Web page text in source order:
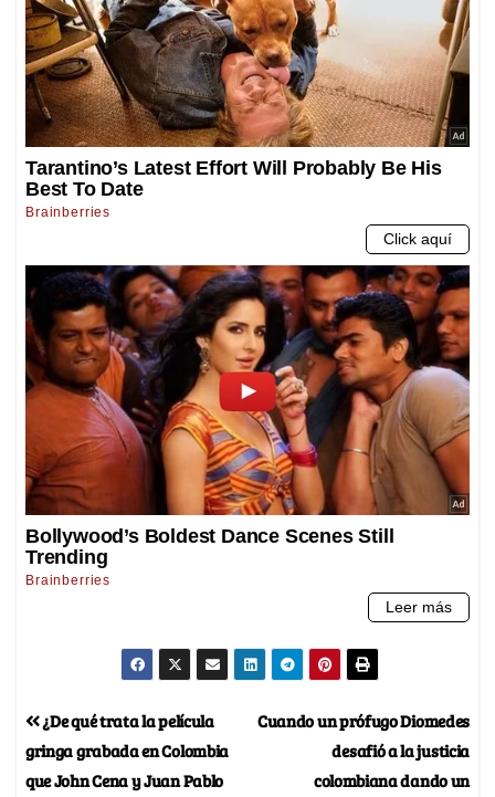
Cuando un prófugo Diomedes
desafió a la justicia
colombiana dando un
¿De qué trata la película
gringa grabada en Colombia
que John Cena y Juan Pablo